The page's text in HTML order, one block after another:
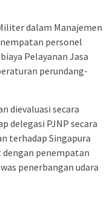
dalam Manajemen
personel
Pelayanan Jasa
perundang-
dievaluasi secara
delegasi PJNP secara
terhadap Singapura
dengan penempatan
penerbangan udara